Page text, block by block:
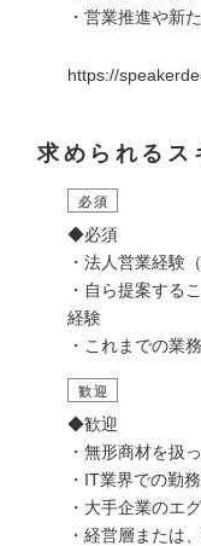
・営業推進や新
https://
求められるス
必須
◆必須
・法人営業経験
・自ら提案する
経験
・これまでの業
歓迎
◆歓迎
・無形商材を扱
・IT業界での勤
・大手企業のエ
・経営層または